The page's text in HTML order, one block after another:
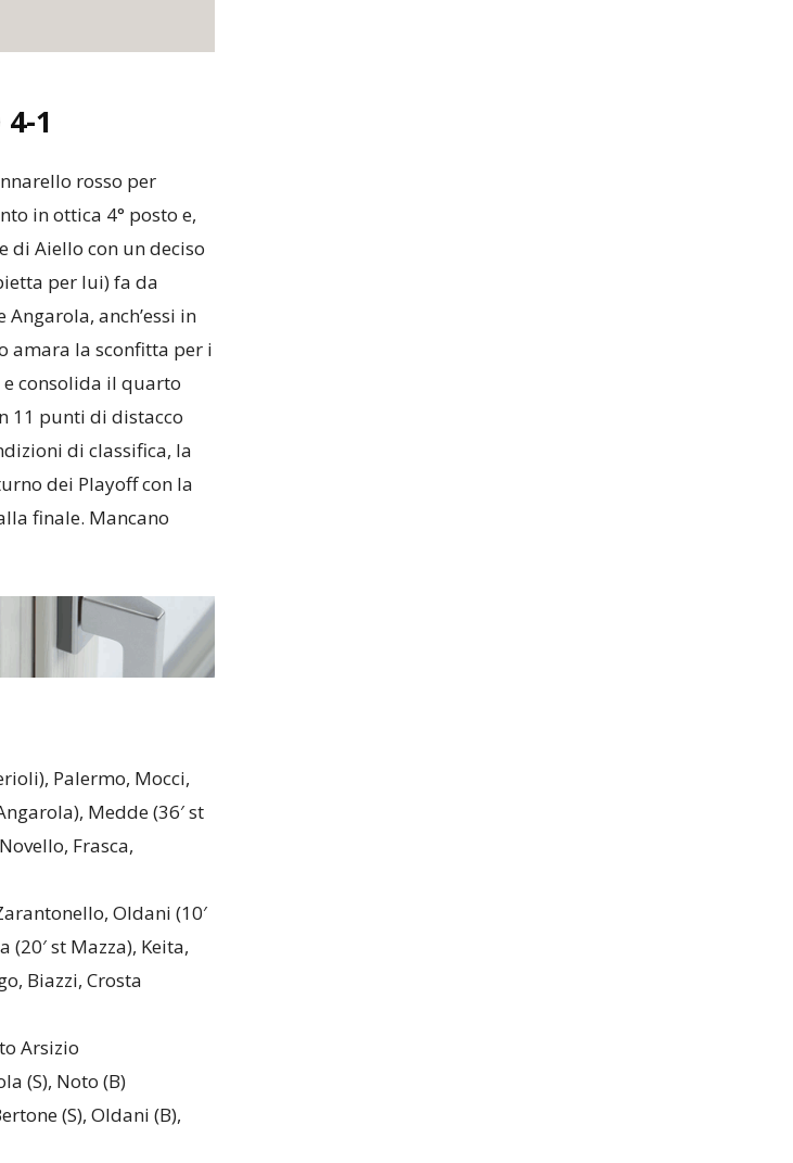
1
rosso per
in ottica 4° posto e,
di Aiello con un deciso
per lui) fa da
anch’essi in
amara la sconfitta per i
consolida il quarto
11 punti di distacco
di classifica, la
dei Playoff con la
finale. Mancano
Palermo, Mocci,
Medde (36′ st
Novello, Frasca,
Oldani (10′
(20′ st Mazza), Keita,
Biazzi, Crosta
Arsizio
(S), Noto (B)
(S), Oldani (B),